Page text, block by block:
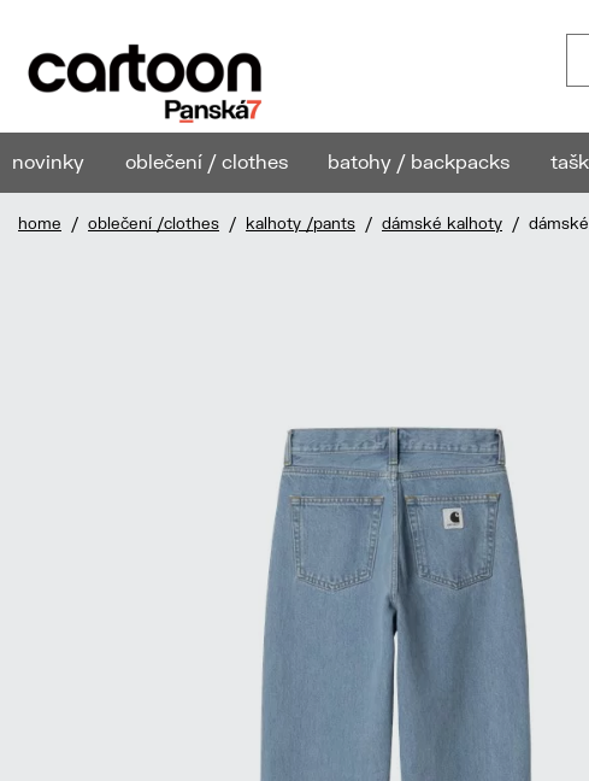
novinky oblečení / clothes batohy / backpacks
home / oblečení /clothes / kalhoty /pants / dámské kalhoty / dámské